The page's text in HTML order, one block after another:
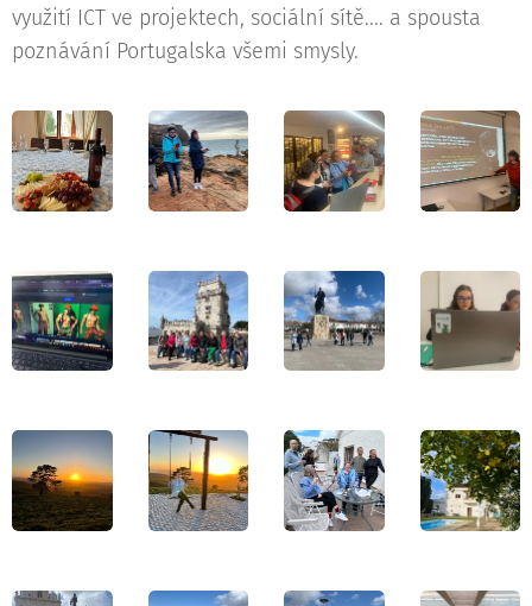
využití ICT ve projektech, sociální sítě.... a spousta
poznávání Portugalska všemi smysly.